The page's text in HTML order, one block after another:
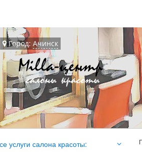
Город:Ачинск
услуги салона красоты: